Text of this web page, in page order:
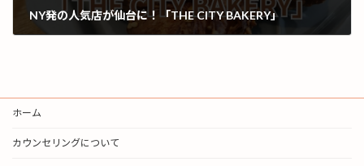
NY発の人気店が仙台に！「THE CITY BAKERY」
ホーム
カウンセリングについて